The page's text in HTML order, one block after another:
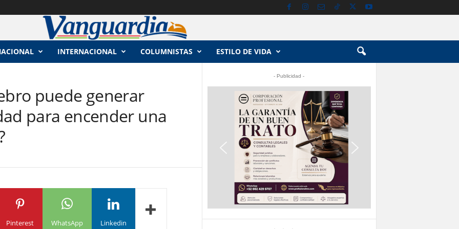
INTERNACIONAL COLUMNISTAS ESTILO DE VIDA
puede generar
para encender una
Pinterest WhatsApp Linkedin
- Publicidad -